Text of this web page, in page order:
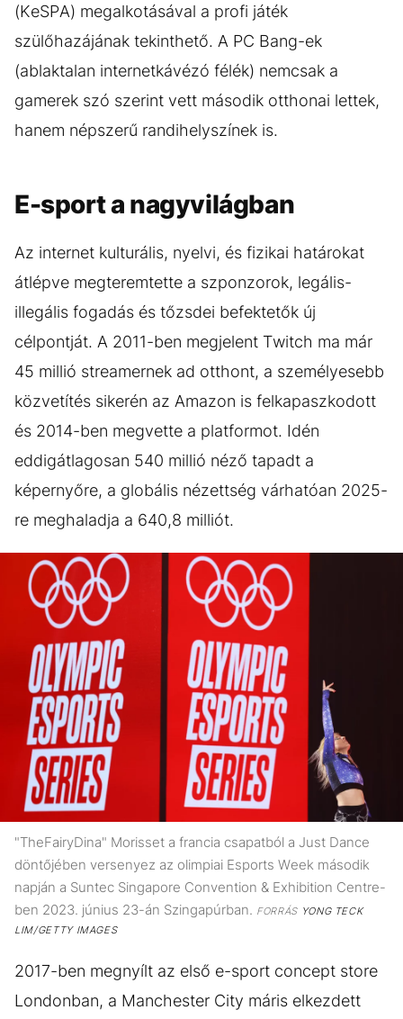
(KeSPA) megalkotásával a profi játék
szülőhazájának tekinthető. A PC Bang-ek
(ablaktalan internetkávézó félék) nemcsak a
gamerek szó szerint vett második otthonai lettek,
hanem népszerű randihelyszínek is.
E-sport a nagyvilágban
Az internet kulturális, nyelvi, és fizikai határokat
átlépve megteremtette a szponzorok, legális-
illegális fogadás és tőzsdei befektetők új
célpontját. A 2011-ben megjelent Twitch ma már
45 millió streamernek ad otthont, a személyesebb
közvetítés sikerén az Amazon is felkapaszkodott
és 2014-ben megvette a platformot. Idén
eddigátlagosan 540 millió néző tapadt a
képernyőre, a globális nézettség várhatóan 2025-
re meghaladja a 640,8 milliót.
"TheFairyDina" Morisset a francia csapatból a Just Dance
döntőjében versenyez az olimpiai Esports Week második
napján a Suntec Singapore Convention & Exhibition Centre-
ben 2023. június 23-án Szingapúrban. FORRÁSYONG TECK
LIM/GETTY IMAGES
2017-ben megnyílt az első e-sport concept store
Londonban, a Manchester City máris elkezdett